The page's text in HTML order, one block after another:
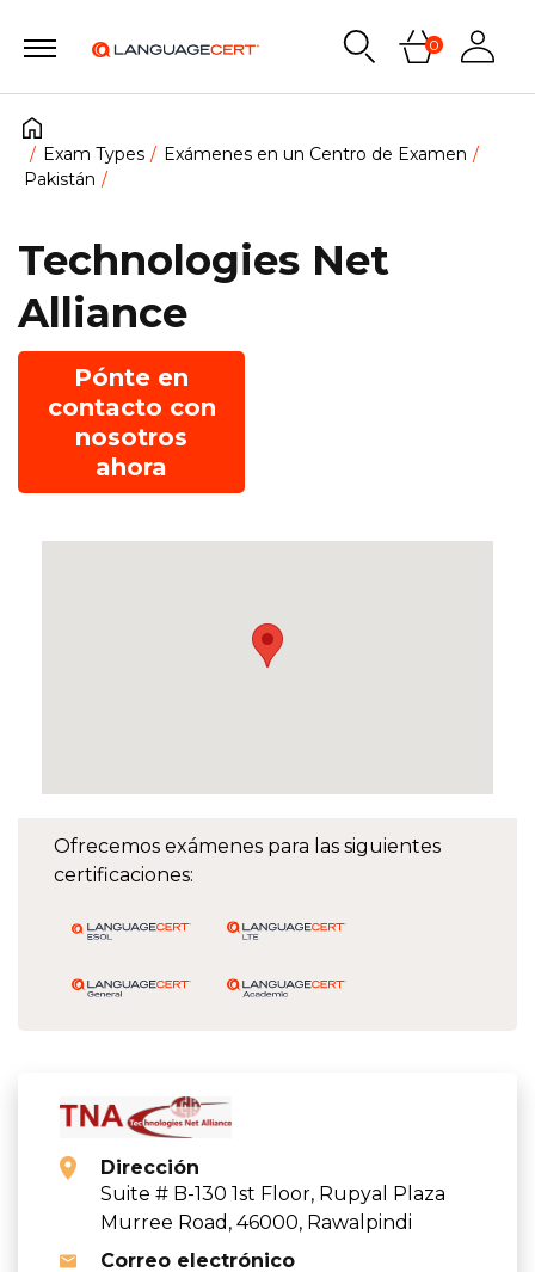
0
Exam Types
Exámenes en un Centro de Examen
Pakistán
Ofrecemos exámenes para las siguientes
certificaciones:
Dirección
Suite # B-130 1st Floor, Rupyal Plaza
Murree Road, 46000, Rawalpindi
Correo electrónico
Technologies Net
Alliance
Pónte en
contacto con
nosotros
ahora